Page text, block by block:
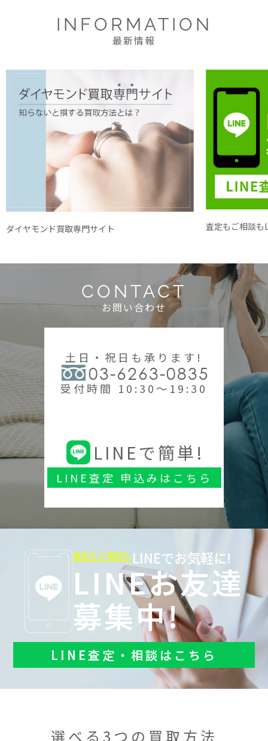
INFORMATION
最新情報
ダイヤモンド買取専門サイト 査定もご相談も
CONTACT
お問い合わせ
土日・祝日も承ります!
03-6263-0835
受付時間 10:30～19:30
LINEで簡単!
LINE査定 申込みはこちら
査定もご相談も LINEでお気軽に!
LINEお友達
募集中!
LINE査定・相談はこちら
選べる3つの買取方法